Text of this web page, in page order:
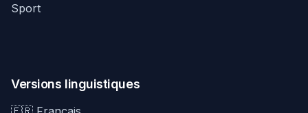
Sport
Versions linguistiques